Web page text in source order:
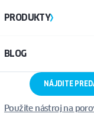
PRODUKTY
BLOG
NÁJDITE
Použite nástroj na
ULOŽIŤ